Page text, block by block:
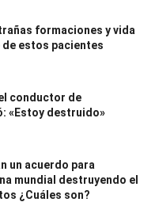
formaciones y vida
estos pacientes
conductor de
«Estoy destruido»
un acuerdo para
mundial destruyendo el
¿Cuáles son?